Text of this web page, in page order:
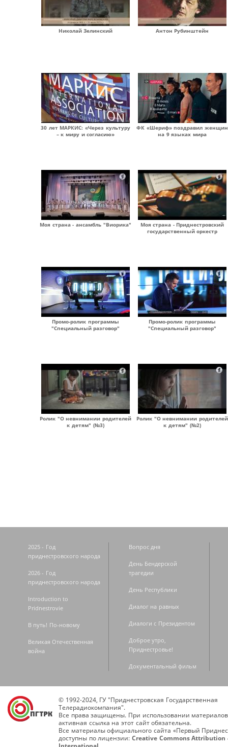
Николай Зелинский Антон Рубинштейн
30 лет МАРКИС: «Через культуру
– к миру и согласию»
ФК «Шериф» поздравил женщин
на 9 языках мира
Моя страна - ансамбль "Виорика"
Моя страна - Приднестровский
государственный оркестр
Промо-ролик программы
"Специальный разговор"
Промо-ролик программы
"Специальный разговор"
Ролик "О невнимании родителей
к детям" (№3)
Ролик "О невнимании родителей
к детям" (№2)
2025 - Год
приднестровского народа
2026 - Год
приднестровского народа
Introduction to
Pridnestrovie
В путь! По-новому
Великая Отечественная
война
Вопрос дня
День Бендерской
трагедии
День Республики
Диалог на равных
Диалоги с Президентом
Доброе утро,
Приднестровье!
Документальный фильм
© 1992-2024, ГУ "Приднестровская Государственная
Телерадиокомпания".
Все права защищены. При использовании
активная ссылка на этот сайт обязательна.
Все материалы официального сайта «Первый
доступны по лицензии: Creative Commons Attribution